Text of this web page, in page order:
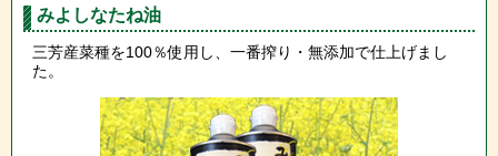
みよしなたね油
三芳産菜種を100％使用し、一番搾り・無添加で仕上げまし
た。